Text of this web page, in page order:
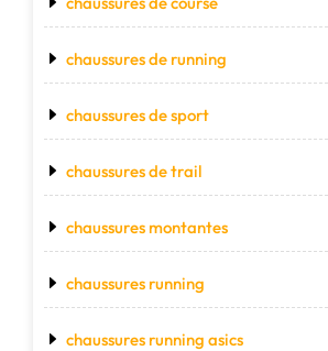
chaussures de running
chaussures de sport
chaussures de trail
chaussures montantes
chaussures running
chaussures running asics